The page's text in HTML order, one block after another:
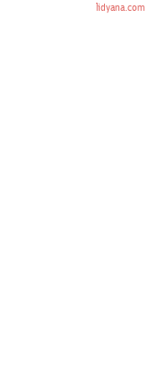
lidyana.com